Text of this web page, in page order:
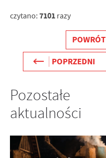
czytano: 7101 razy
POWRÓT
POPRZEDNI
Pozostałe
aktualności